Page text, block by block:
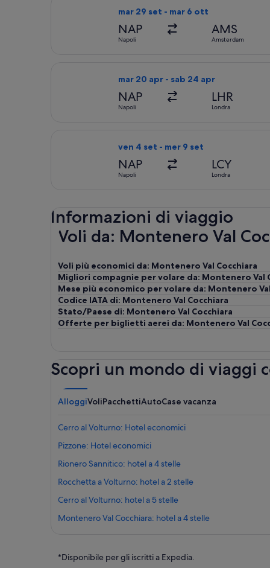
mar 29 set - mar 6 ott
NAP
Napoli
AMS
Amsterdam
mar 20 apr - sab 24 apr
NAP
Napoli
LHR
Londra
ven 4 set - mer 9 set
NAP
Napoli
LCY
Londra
Informazioni di viaggio
Voli da: Montenero Val
Voli più economici da: Montenero Val Cocchiara
Migliori compagnie per volare da: Montenero Val
Mese più economico per volare da: Montenero
Codice IATA di: Montenero Val Cocchiara
Stato/Paese di: Montenero Val Cocchiara
Offerte per biglietti aerei da: Montenero Val
Scopri un mondo di viaggi
AlloggiVoliPacchettiAutoCase vacanza
Cerro al Volturno: Hotel economici
Pizzone: Hotel economici
Rionero Sannitico: hotel a 4 stelle
Rocchetta a Volturno: hotel a 2 stelle
Cerro al Volturno: hotel a 5 stelle
Montenero Val Cocchiara: hotel a 4 stelle
Pizzone: hotel a 5 stelle
*Disponibile per gli iscritti a Expedia.